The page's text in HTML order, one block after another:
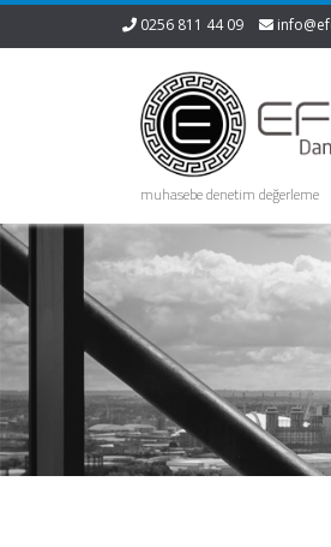
0256 811 44 09
muhasebe denetim değerleme